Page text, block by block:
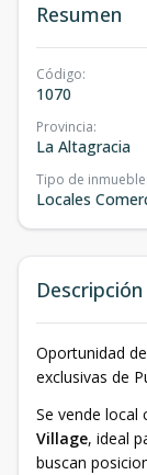
Resumen
Código:
1070
Provincia:
La Altagracia
Tipo de inmueble
Locales
Descripción
Oportunidad
exclusivas de
Se vende local
Village, ideal
buscan